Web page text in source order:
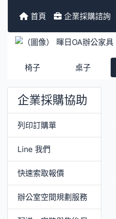
首頁 企業採購諮詢
椅子 桌子
企業採購協助
列印訂購單
Line 我們
快速索取報價
辦公室空間規劃服務